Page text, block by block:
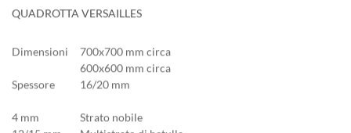
QUADROTTA VERSAILLES
Dimensioni
700x700 mm circa
600x600 mm circa
Spessore
16/20 mm
4 mm
Strato nobile
12/15 mm
Multistrato di betulla